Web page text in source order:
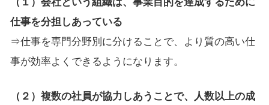
仕事を分担しあっている
⇒仕事を専門分野別に分けることで、より質の高い仕
事が効率よくできるようになります。
（２）複数の社員が協力しあうことで、人数以上の成